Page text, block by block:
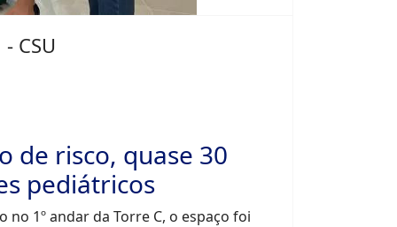
CSU
de risco, quase 30
pediátricos
1º andar da Torre C, o espaço foi